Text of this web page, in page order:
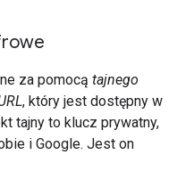
za pomocą tajnego
, który jest dostępny w
tajny to klucz prywatny,
i Google. Jest on